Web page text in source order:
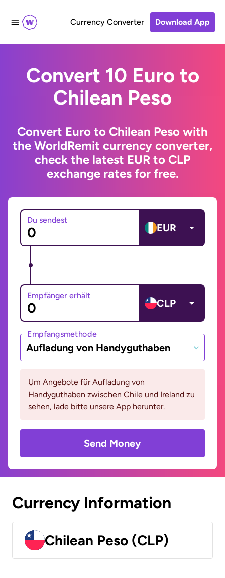
Currency Converter Download App
Convert 10 Euro to
Chilean Peso
Convert Euro to Chilean Peso with
the WorldRemit currency converter,
check the latest EUR to CLP
exchange rates for free.
Du sendest
EUR
Empfänger erhält
CLP
Empfangsmethode
Aufladung von Handyguthaben
Um Angebote für Aufladung von
Handyguthaben zwischen Chile und Ireland zu
sehen, lade bitte unsere App herunter.
Send Money
Currency Information
Chilean Peso (CLP)